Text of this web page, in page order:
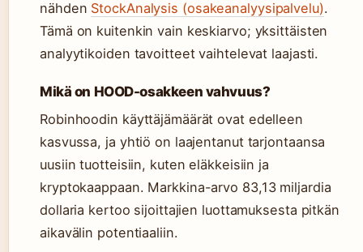
nähden StockAnalysis (osakeanalyysipalvelu).
Tämä on kuitenkin vain keskiarvo; yksittäisten
analyytikoiden tavoitteet vaihtelevat laajasti.
Mikä on HOOD-osakkeen vahvuus?
Robinhoodin käyttäjämäärät ovat edelleen
kasvussa, ja yhtiö on laajentanut tarjontaansa
uusiin tuotteisiin, kuten eläkkeisiin ja
kryptokaappaan. Markkina-arvo 83,13 miljardia
dollaria kertoo sijoittajien luottamuksesta pitkän
aikavälin potentiaaliin.